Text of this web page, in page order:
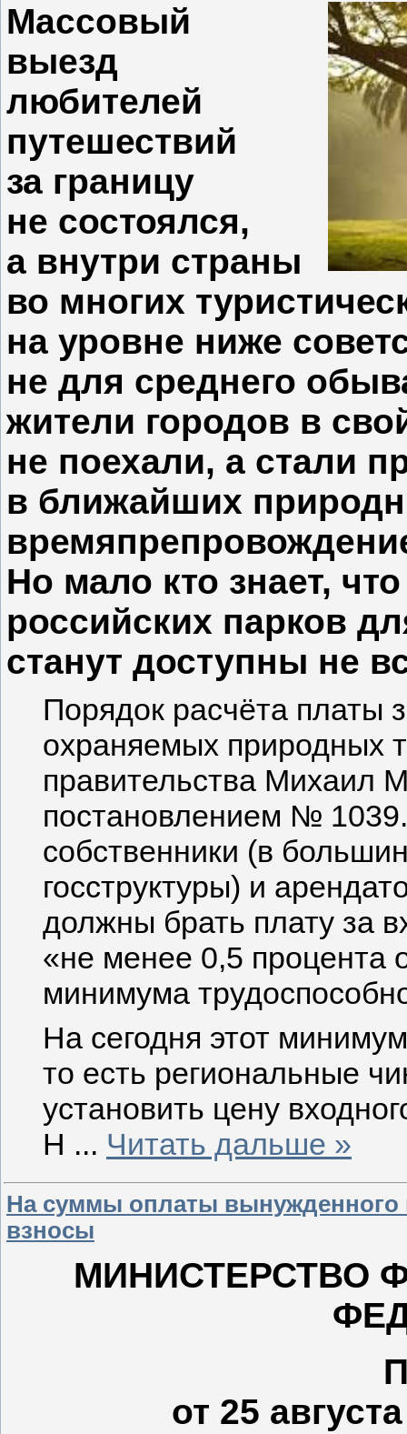
Массовый
выезд
любителей
путешествий
за границу
не состоялся,
а внутри страны
во многих
на уровне ниже
не для среднего
жители городов в
не поехали, а стали
в ближайших
Но мало кто знает,
российских парков
станут доступны не
Порядок расчёта платы
охраняемых природных
правительства Михаил
постановлением №
собственники (в
госструктуры) и
должны брать плату за
«не менее 0,5 процента
минимума
На сегодня этот
то есть региональные
установить цену
Н ... Читать дальше »
На суммы оплаты вынужденного
взносы
МИНИСТЕРСТВО
от 25